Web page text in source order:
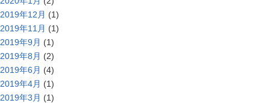
2019年12月 (1)
2019年11月 (1)
2019年9月 (1)
2019年8月 (2)
2019年6月 (4)
2019年4月 (1)
2019年3月 (1)